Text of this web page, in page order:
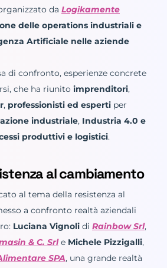
da Logikamente
delle operations industriali e
Artificiale nelle aziende
di confronto, esperienze concrete
che ha riunito imprenditori,
, professionisti ed esperti per
industriale, Industria 4.0 e
produttivi e logistici.
al cambiamento
al tema della resistenza al
a confronto realtà aziendali
Luciana Vignoli di Rainbow Srl,
& C. Srle Michele Pizzigalli,
SPA, una grande realtà